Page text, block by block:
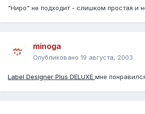
"Ниро" не подходит - слишком простая и
minoga
Опубликовано 19 августа, 2003
Label Designer Plus DELUXE мне